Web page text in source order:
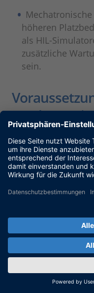
höheren
als HIL-
zusätzliche
sein.
Es muss sowohl
Mechanik